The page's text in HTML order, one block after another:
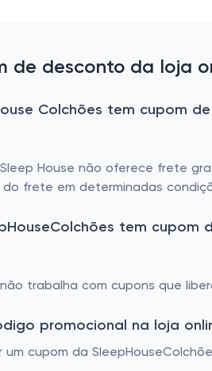
de desconto da loja
Colchões tem cupom
House não oferece frete
do frete em determinadas
tem cupom
trabalha com cupons que
promocional na loja
um cupom da